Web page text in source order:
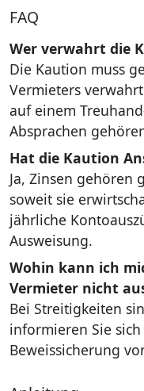
FAQ
Wer verwahrt die
Die Kaution muss
Vermieters
auf einem
Absprachen
Hat die Kaution
Ja, Zinsen gehören
soweit sie
jährliche
Ausweisung.
Wohin kann ich
Vermieter nicht
Bei Streitigkeiten
informieren Sie
Beweissicherung